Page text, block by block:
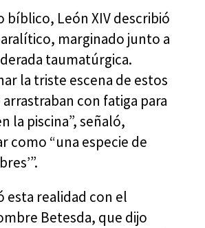
bíblico, León XIV describió
marginado junto a
taumatúrgica.
la triste escena de estos
con fatiga para
la piscina”, señaló,
como “una especie de
esta realidad con el
Betesda, que dijo